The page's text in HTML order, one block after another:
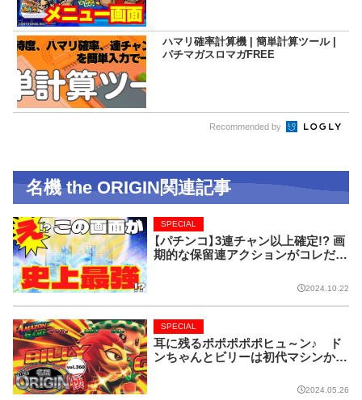
ハマリ確率計算機 | 簡単計算ツール |
パチマガスロマガFREE
Recommended by
名機 the ORIGIN関連記事
【パチンコ】3連チャン以上確定!? 画
期的な保留連アクションがコレだ!
SPECIAL
2024.10.22
耳に残るポポポポポヒュ～ン♪ ド
ンちゃんとビリーは初代マシンから
SPECIAL
2024.05.26